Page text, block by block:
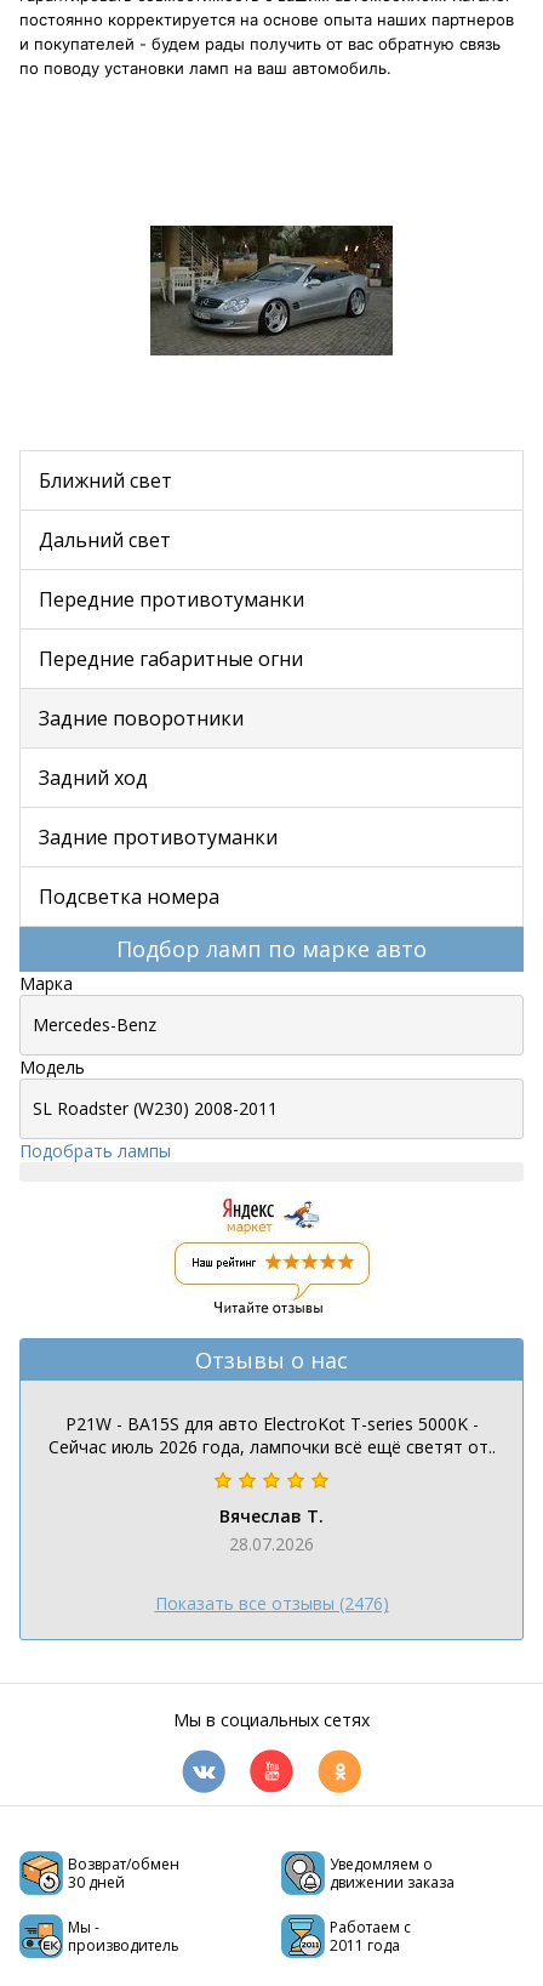
постоянно корректируется на основе опыта наших партнеров
и покупателей - будем рады получить от вас обратную связь
по поводу установки ламп на ваш автомобиль.
Ближний свет
Дальний свет
Передние противотуманки
Передние габаритные огни
Задние поворотники
Задний ход
Задние противотуманки
Подсветка номера
Подбор ламп по марке авто
Марка
Модель
Подобрать лампы
Отзывы о нас
P21W - BA15S для авто ElectroKot T-series 5000K -
Сейчас июль 2026 года, лампочки всё ещё светят от..
Вячеслав Т.
28.07.2026
Показать все отзывы (2476)
Мы в социальных сетях
Возврат/обмен
30 дней
Уведомляем о
движении заказа
Мы -
производитель
Работаем с
2011 года